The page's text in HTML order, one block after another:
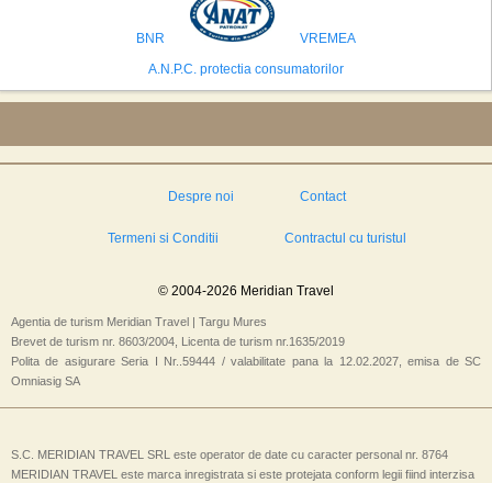
isi bazeaza oferta pe infrastructura turistica solida si capacitatea hoteliera."
BNR
VREMEA
A.N.P.C. protectia consumatorilor
Despre noi Contact
Termeni si Conditii Contractul cu turistul
© 2004-2026 Meridian Travel
Agentia de turism Meridian Travel | Targu Mures
Brevet de turism nr. 8603/2004, Licenta de turism nr.1635/2019
Polita de asigurare Seria I Nr..59444 / valabilitate pana la 12.02.2027, emisa de SC
Omniasig SA
S.C. MERIDIAN TRAVEL SRL este operator de date cu caracter personal nr. 8764
MERIDIAN TRAVEL este marca inregistrata si este protejata conform legii fiind interzisa